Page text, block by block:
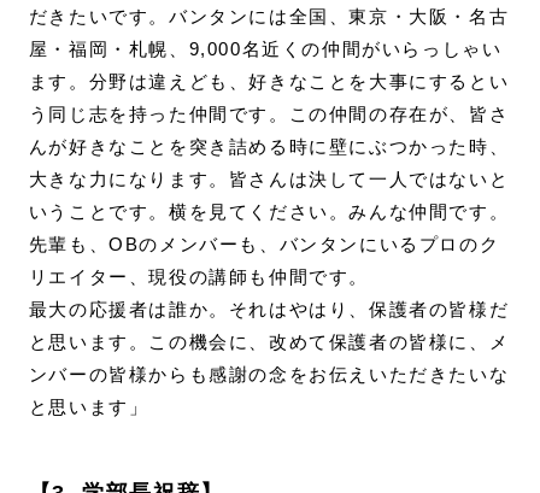
だきたいです。バンタンには全国、東京・大阪・名古
屋・福岡・札幌、9,000名近くの仲間がいらっしゃい
ます。分野は違えども、好きなことを大事にするとい
う同じ志を持った仲間です。この仲間の存在が、皆さ
んが好きなことを突き詰める時に壁にぶつかった時、
大きな力になります。皆さんは決して一人ではないと
いうことです。横を見てください。みんな仲間です。
先輩も、OBのメンバーも、バンタンにいるプロのク
リエイター、現役の講師も仲間です。
最大の応援者は誰か。それはやはり、保護者の皆様だ
と思います。この機会に、改めて保護者の皆様に、メ
ンバーの皆様からも感謝の念をお伝えいただきたいな
と思います」